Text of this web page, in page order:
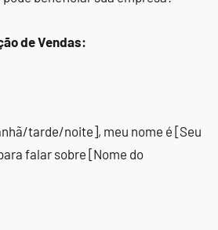
de Vendas:
tarde/noite], meu nome é [Seu
falar sobre [Nome do